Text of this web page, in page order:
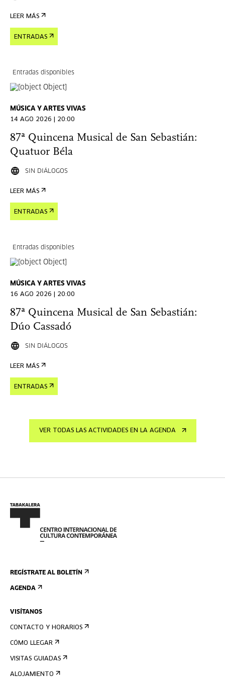
LEER MÁS
ENTRADAS
Entradas disponibles
MÚSICA Y ARTES VIVAS
14 AGO 2026 | 20:00
87ª Quincena Musical de San Sebastián:
Quatuor Béla
SIN DIÁLOGOS
LEER MÁS
ENTRADAS
Entradas disponibles
MÚSICA Y ARTES VIVAS
16 AGO 2026 | 20:00
87ª Quincena Musical de San Sebastián:
Dúo Cassadó
SIN DIÁLOGOS
LEER MÁS
ENTRADAS
VER TODAS LAS ACTIVIDADES EN LA AGENDA
REGÍSTRATE AL BOLETÍN
AGENDA
VISÍTANOS
CONTACTO Y HORARIOS
CÓMO LLEGAR
VISITAS GUIADAS
ALOJAMIENTO